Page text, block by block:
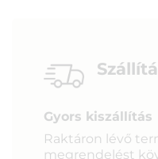
Gyors kiszállítás
Raktáron lévő
megrendelést